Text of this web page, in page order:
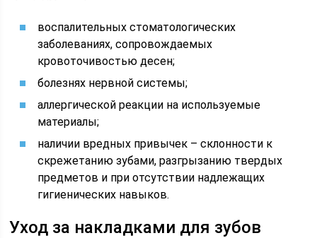
воспалительных стоматологических
заболеваниях, сопровождаемых
кровоточивостью десен;
болезнях нервной системы;
аллергической реакции на используемые
материалы;
наличии вредных привычек – склонности к
скрежетанию зубами, разгрызанию твердых
предметов и при отсутствии надлежащих
гигиенических навыков.
Уход за накладками для зубов